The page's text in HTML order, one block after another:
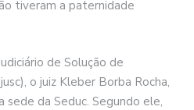
tiveram a paternidade
de Solução de
o juiz Kleber Borba Rocha,
da Seduc. Segundo ele,